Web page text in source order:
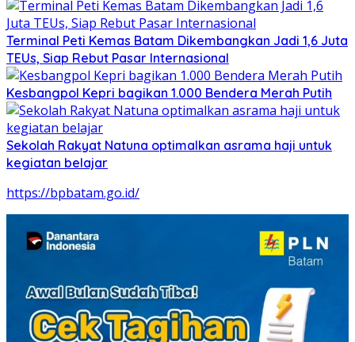
Terminal Peti Kemas Batam Dikembangkan Jadi 1,6 Juta
TEUs, Siap Rebut Pasar Internasional
Kesbangpol Kepri bagikan 1.000 Bendera Merah Putih
Sekolah Rakyat Natuna optimalkan asrama haji untuk
kegiatan belajar
https://bpbatam.go.id/